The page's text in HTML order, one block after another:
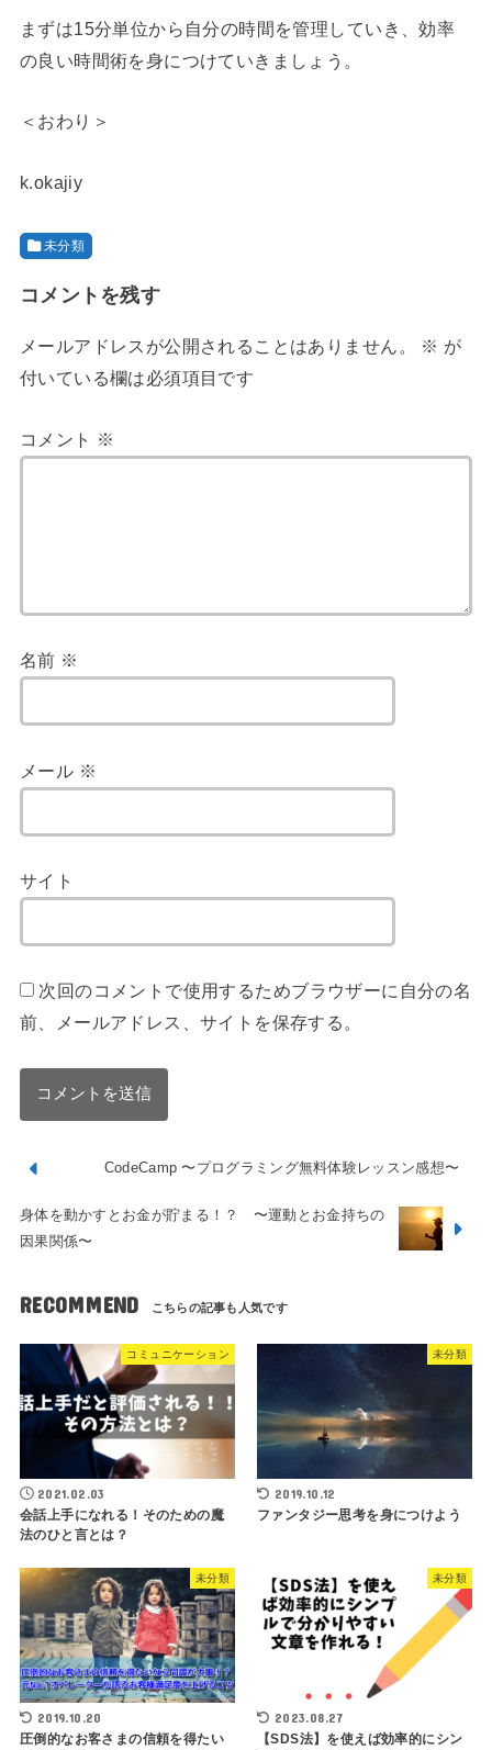
まずは15分単位から自分の時間を管理していき、効率
の良い時間術を身につけていきましょう。
＜おわり＞
k.okajiy
未分類
コメントを残す
メールアドレスが公開されることはありません。 ※ が
付いている欄は必須項目です
コメント ※
名前 ※
メール ※
サイト
次回のコメントで使用するためブラウザーに自分の名
前、メールアドレス、サイトを保存する。
CodeCamp 〜プログラミング無料体験レッスン感想〜
身体を動かすとお金が貯まる！？ 〜運動とお金持ちの
因果関係〜
RECOMMEND
コミュニケーション
2021.02.03
会話上手になれる！そのための魔
法のひと言とは？
未分類
2019.10.12
ファンタジー思考を身につけよう
未分類
2019.10.20
圧倒的なお客さまの信頼を得たい
未分類
2023.08.27
【SDS法】を使えば効率的にシン